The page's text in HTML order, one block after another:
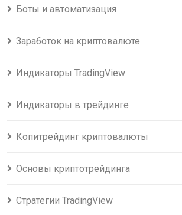
Боты и автоматизация
Заработок на криптовалюте
Индикаторы TradingView
Индикаторы в трейдинге
Копитрейдинг криптовалюты
Основы криптотрейдинга
Стратегии TradingView